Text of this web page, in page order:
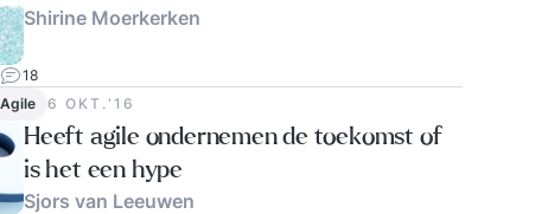
Shirine Moerkerken
18
6 OKT.‘16
Heeft agile ondernemen de toekomst of
is het een hype
Sjors van Leeuwen